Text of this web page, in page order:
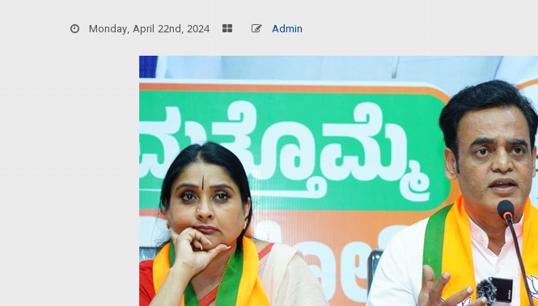
Monday, April 22nd, 2024 Admin